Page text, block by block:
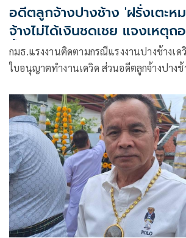
อดีตลูกจ้างปางช้าง 'ฝรั่งเตะห
จ้างไม่ได้เงินชดเชย แจงเหตุถ
ขึ้นศาล
กมธ.แรงงานติดตามกรณีแรงงานปางช้างเด
ใบอนุญาตทำงานเดวิด ส่วนอดีตลูกจ้างปาง